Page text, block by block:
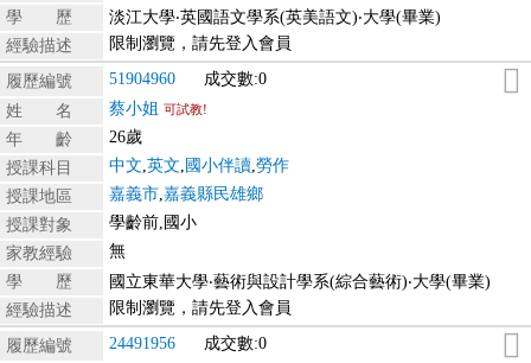
學 歷
淡江大學‧英國語文學系(英美語文)‧大學(畢業)
經驗描述
限制瀏覽，請先登入會員
履歷編號 51904960
成交數:0
姓 名
蔡小姐 可試教!
年 齡
26歲
授課科目
中文 英文 國小伴讀 勞作
授課地區
嘉義市 嘉義縣民雄鄉
授課對象
學齡前,國小
家教經驗
無
學 歷
國立東華大學‧藝術與設計學系(綜合藝術)‧大學(畢業)
經驗描述
限制瀏覽，請先登入會員
履歷編號 24491956
成交數:0